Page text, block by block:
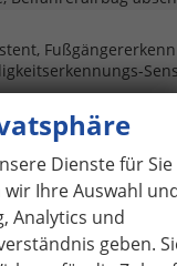
hinten,
Blendfreies
Dienste für Sie
Ihre Auswahl
Analytics und
geben.